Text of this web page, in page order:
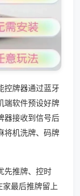
控牌器通过蓝牙
端软件预设好牌
器接收到信号后
将机洗牌、码牌
先推牌、控时
家最后推牌留上